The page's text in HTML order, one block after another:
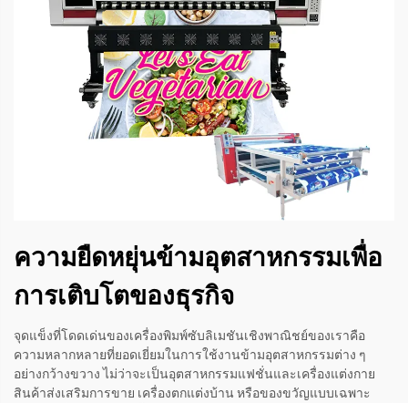
ความยืดหยุ่นข้ามอุตสาหกรรมเพื่อ
การเติบโตของธุรกิจ
จุดแข็งที่โดดเด่นของเครื่องพิมพ์ซับลิเมชันเชิงพาณิชย์ของเราคือ
ความหลากหลายที่ยอดเยี่ยมในการใช้งานข้ามอุตสาหกรรมต่าง ๆ
อย่างกว้างขวาง ไม่ว่าจะเป็นอุตสาหกรรมแฟชั่นและเครื่องแต่งกาย
สินค้าส่งเสริมการขาย เครื่องตกแต่งบ้าน หรือของขวัญแบบเฉพาะ